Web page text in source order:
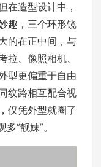
在造型设计中，
趣，三个环形镜
的在正中间，与
拉、像照相机、
型更偏重于自由
纹路相互配合视
仅凭外型就圈了
“靓妹”。